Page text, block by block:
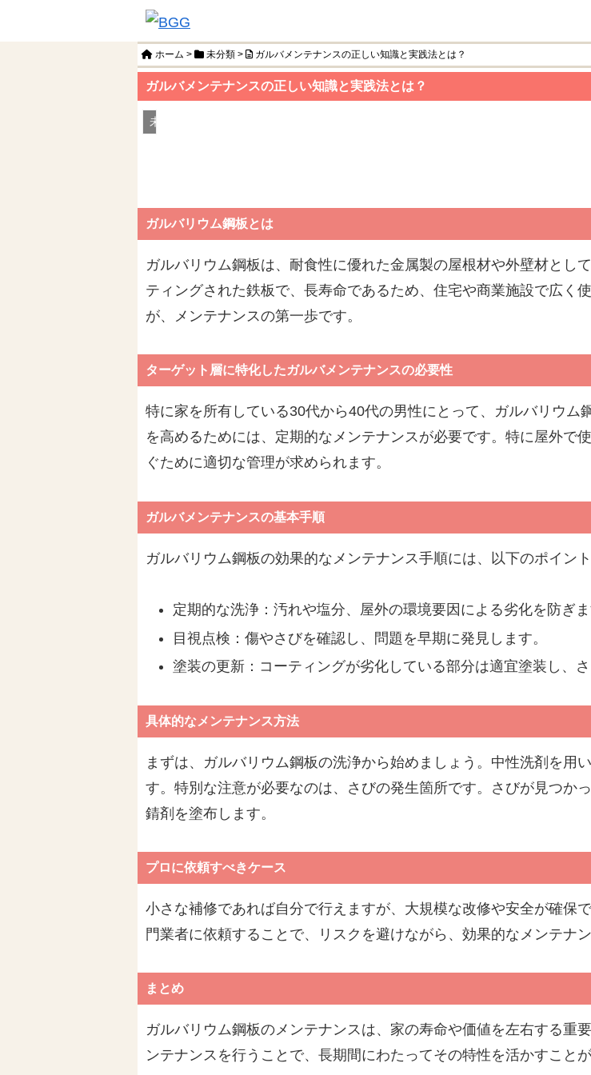
ホーム > 未分類 > ガルバメンテナンスの正しい知識と実践法とは？
ガルバメンテナンスの正しい知識と実践法とは？
未分類
ガルバリウム鋼板とは
ガルバリウム鋼板は、耐食性に優れた金属製の屋根材や外壁材とし
ティングされた鉄板で、長寿命であるため、住宅や商業施設で広く
が、メンテナンスの第一歩です。
ターゲット層に特化したガルバメンテナンスの必要性
特に家を所有している30代から40代の男性にとって、ガルバリウ
を高めるためには、定期的なメンテナンスが必要です。特に屋外で
ぐために適切な管理が求められます。
ガルバメンテナンスの基本手順
ガルバリウム鋼板の効果的なメンテナンス手順には、以下のポイン
定期的な洗浄：汚れや塩分、屋外の環境要因による劣化を防ぎま
目視点検：傷やさびを確認し、問題を早期に発見します。
塗装の更新：コーティングが劣化している部分は適宜塗装し、さ
具体的なメンテナンス方法
まずは、ガルバリウム鋼板の洗浄から始めましょう。中性洗剤を用
す。特別な注意が必要なのは、さびの発生箇所です。さびが見つか
錆剤を塗布します。
プロに依頼すべきケース
小さな補修であれば自分で行えますが、大規模な改修や安全が確保
門業者に依頼することで、リスクを避けながら、効果的なメンテナ
まとめ
ガルバリウム鋼板のメンテナンスは、家の寿命や価値を左右する重
ンテナンスを行うことで、長期間にわたってその特性を活かすことが